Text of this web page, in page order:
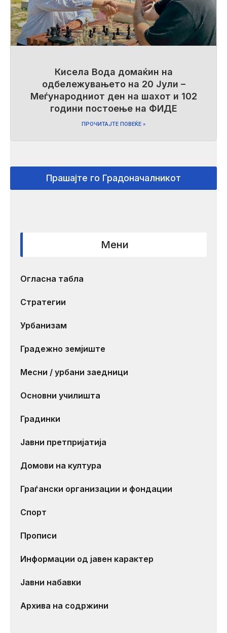
Кисела Вода домаќин на
одбележувањето на 20 Јули –
Меѓународниот ден на шахот и 102
години постоење на ФИДЕ
ПРОЧИТАЈТЕ ПОВЕЌЕ »
Прашајте го Градоначалникот
Мени
Огласна табла
Стратегии
Урбанизам
Градежно земјиште
Месни / урбани заедници
Основни училишта
Градинки
Јавни претпријатија
Домови на култура
Граѓански организации и фондации
Спорт
Прописи
Информации од јавен карактер
Јавни набавки
Архива на содржини